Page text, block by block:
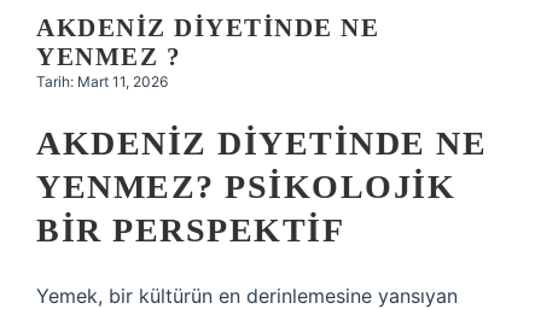
Hakkımızda
AKDENIZ DIYETINDE NE
YENMEZ ?
Tarih: Mart 11, 2026
AKDENIZ DIYETINDE NE
YENMEZ? PSIKOLOJIK
BIR PERSPEKTIF
Yemek, bir kültürün en derinlemesine yansıyan